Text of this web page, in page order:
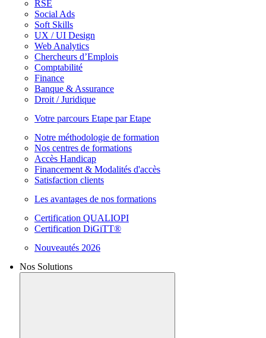
RSE
Social Ads
Soft Skills
UX / UI Design
Web Analytics
Chercheurs d’Emplois
Comptabilité
Finance
Banque & Assurance
Droit / Juridique
Votre parcours Etape par Etape
Notre méthodologie de formation
Nos centres de formations
Accès Handicap
Financement & Modalités d'accès
Satisfaction clients
Les avantages de nos formations
Certification QUALIOPI
Certification DiGiTT®
Nouveautés 2026
Nos Solutions